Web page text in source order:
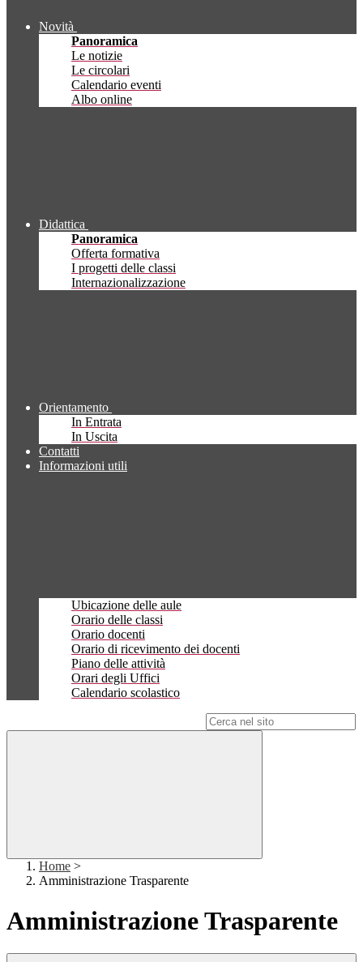
Novità
Panoramica
Le notizie
Le circolari
Calendario eventi
Albo online
Didattica
Panoramica
Offerta formativa
I progetti delle classi
Internazionalizzazione
Orientamento
In Entrata
In Uscita
Contatti
Informazioni utili
Ubicazione delle aule
Orario delle classi
Orario docenti
Orario di ricevimento dei docenti
Piano delle attività
Orari degli Uffici
Calendario scolastico
Home >
Amministrazione Trasparente
Amministrazione Trasparente